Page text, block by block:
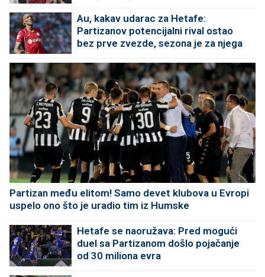
Au, kakav udarac za Hetafe:
Partizanov potencijalni rival ostao
bez prve zvezde, sezona je za njega
Partizan među elitom! Samo devet klubova u Evropi
uspelo ono što je uradio tim iz Humske
Hetafe se naoružava: Pred mogući
duel sa Partizanom došlo pojačanje
od 30 miliona evra